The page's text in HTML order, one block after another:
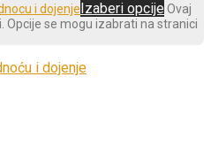
Izaberi opcije Ovaj
Opcije se mogu izabrati na stranici
i dojenje